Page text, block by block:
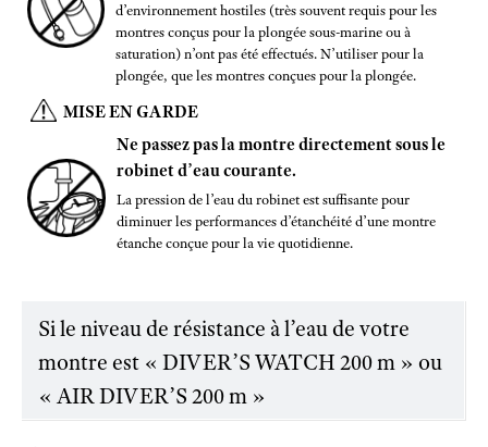
d’environnement hostiles (très souvent requis pour les
montres conçus pour la plongée sous-marine ou à
saturation) n’ont pas été effectués. N’utiliser pour la
plongée, que les montres conçues pour la plongée.
MISE EN GARDE
Ne passez pas la montre directement sous le
robinet d’eau courante.
La pression de l’eau du robinet est suffisante pour
diminuer les performances d’étanchéité d’une montre
étanche conçue pour la vie quotidienne.
Si le niveau de résistance à l’eau de votre
montre est « DIVER’S WATCH 200 m » ou
« AIR DIVER’S 200 m »